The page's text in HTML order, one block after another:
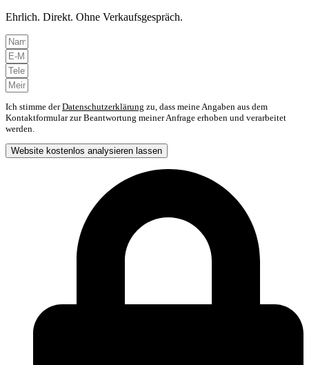
Ehrlich. Direkt. Ohne Verkaufsgespräch.
Ich stimme derDatenschutzerklärung zu, dass meine Angaben aus dem
Kontaktformular zur Beantwortung meiner Anfrage erhoben und verarbeitet
werden.
Website kostenlos analysieren lassen